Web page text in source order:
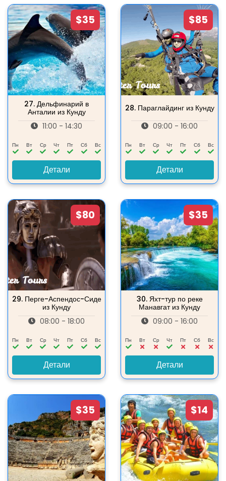
$35
27. Дельфинарий в
Анталии из Кунду
11:00 - 14:30
Пн Вт Ср Чт Пт Сб Вс
Детали
$85
28. Параглайдинг из Кунду
09:00 - 16:00
Пн Вт Ср Чт Пт Сб Вс
Детали
$80
29. Перге-Аспендос-Сиде
из Кунду
08:00 - 18:00
Пн Вт Ср Чт Пт Сб Вс
Детали
$35
30. Яхт-тур по реке
Манавгат из Кунду
09:00 - 16:00
Пн Вт Ср Чт Пт Сб Вс
Детали
$35 $14